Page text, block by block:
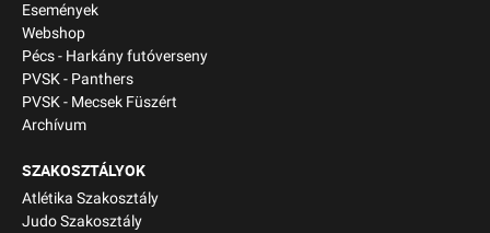
Események
Webshop
Pécs - Harkány futóverseny
PVSK - Panthers
PVSK - Mecsek Füszért
Archívum
SZAKOSZTÁLYOK
Atlétika Szakosztály
Judo Szakosztály